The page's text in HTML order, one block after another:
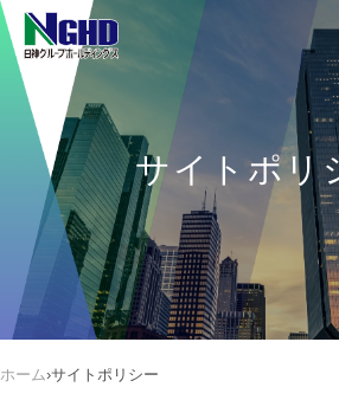
サイトポリ
ホーム›サイトポリシー